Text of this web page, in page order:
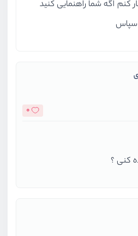
کنم اگه شما راهنمایی کنید
سپاس
0
کنی ؟